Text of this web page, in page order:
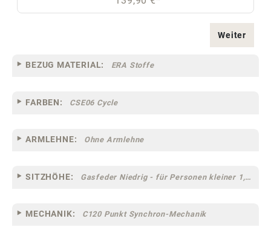
Weiter
BEZUG MATERIAL: ERA Stoffe
FARBEN: CSE06 Cycle
ARMLEHNE: Ohne Armlehne
SITZHÖHE: Gasfeder Niedrig - für Personen kleiner 1,60 m
MECHANIK: C120 Punkt Synchron-Mechanik